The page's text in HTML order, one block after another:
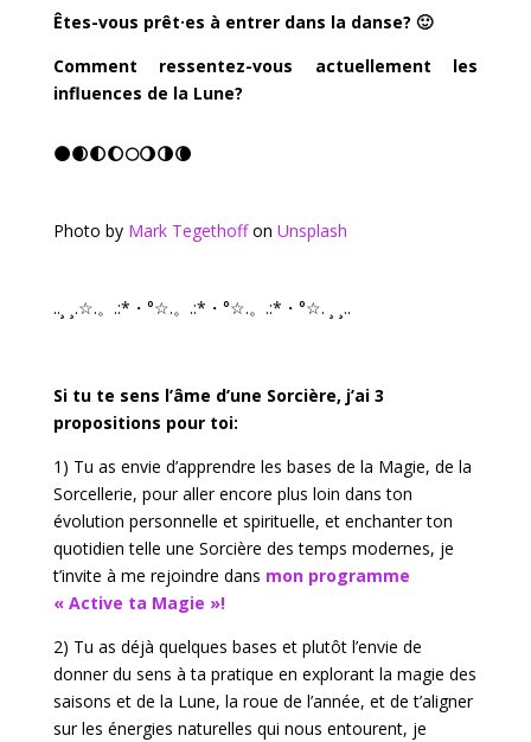
Êtes-vous prêt·es à entrer dans la danse? 🙂
Comment ressentez-vous actuellement les
influences de la Lune?
🌑🌒🌓🌔🌕🌖🌗🌘
Photo by Mark Tegethoffon Unsplash
..¸ ¸.☆.。.:*・°☆.。.:*・°☆.。.:*・°☆. ¸ ¸..
Si tu te sens l’âme d’une Sorcière, j’ai 3
propositions pour toi:
1) Tu as envie d’apprendre les bases de la Magie, de la
Sorcellerie, pour aller encore plus loin dans ton
évolution personnelle et spirituelle, et enchanter ton
quotidien telle une Sorcière des temps modernes, je
t’invite à me rejoindre dans mon programme
« Active ta Magie »!
2) Tu as déjà quelques bases et plutôt l’envie de
donner du sens à ta pratique en explorant la magie des
saisons et de la Lune, la roue de l’année, et de t’aligner
sur les énergies naturelles qui nous entourent, je